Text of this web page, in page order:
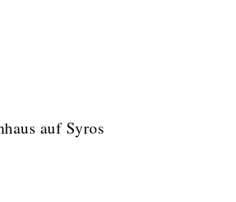
auf Syros